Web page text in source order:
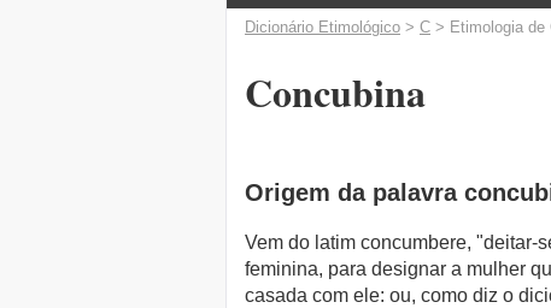
Dicionário Etimológico > C > Etimologia de
Concubina
Origem da palavra
Vem do latim concumbere, "deitar-
feminina, para designar a mulher
casada com ele: ou, como diz o